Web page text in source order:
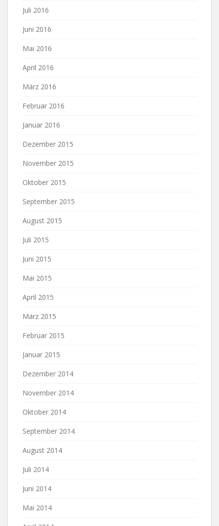
Juli 2016
Juni 2016
Mai 2016
April 2016
März 2016
Februar 2016
Januar 2016
Dezember 2015
November 2015
Oktober 2015
September 2015
August 2015
Juli 2015
Juni 2015
Mai 2015
April 2015
März 2015
Februar 2015
Januar 2015
Dezember 2014
November 2014
Oktober 2014
September 2014
August 2014
Juli 2014
Juni 2014
Mai 2014